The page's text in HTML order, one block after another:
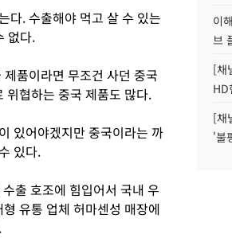
다. 수출해야 먹고 살 수 있는
없다.
품이라면 무조건 사던 중국
위협하는 중국 제품도 많다.
있어야겠지만 중국이라는 까
있다.
출 호조에 힘입어서 국내 우
유통 업체 허마센성 매장에
이
브
[채
HD
[채
'불